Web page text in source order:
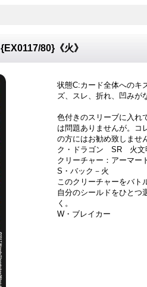
80}《火》
状態C:カード全体へのキ
ズ、スレ、折れ、凹みが
色付きのスリーブに入れ
は問題ありませんが。コ
の方にはお勧め致しませ
ク・ドラゴン SR 火
クリーチャー：アーマ
S・バック－火
このクリーチャーをバト
自分のシールドをひとつ
く。
W・ブレイカー